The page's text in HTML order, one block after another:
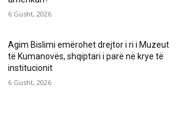
6 Gusht, 2026
Agim Bislimi emërohet drejtor i ri i Muzeut
të Kumanovës, shqiptari i parë në krye të
institucionit
6 Gusht, 2026